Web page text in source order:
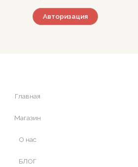
Авторизация
Главная
Магазин
О нас
БЛОГ